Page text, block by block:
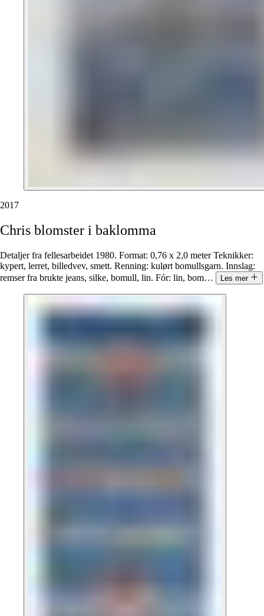
2017
Chris blomster i baklomma
Detaljer fra fellesarbeidet 1980. Format: 0,76 x 2,0 meter Teknikker:
kypert, lerret, billedvev, smett. Renning: kulørt bomullsgarn. Innslag:
remser fra brukte jeans, silke, bomull, lin. Fór: lin, bom… Les mer